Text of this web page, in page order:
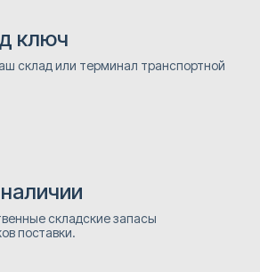
ключ
склад или терминал транспортной
складские запасы
поставки.